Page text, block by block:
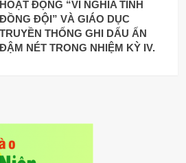
HOẠT ĐỘNG “VÌ NGHĨA TÌNH
ĐỒNG ĐỘI” VÀ GIÁO DỤC
TRUYỀN THỐNG GHI DẤU ẤN
ĐẬM NÉT TRONG NHIỆM KỲ IV.